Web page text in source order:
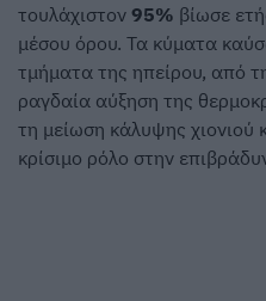
τουλάχιστον 95% βίωσε
μέσου όρου. Τα κύματα
τμήματα της ηπείρου, από
ραγδαία αύξηση της
τη μείωση κάλυψης χιονιού
κρίσιμο ρόλο στην